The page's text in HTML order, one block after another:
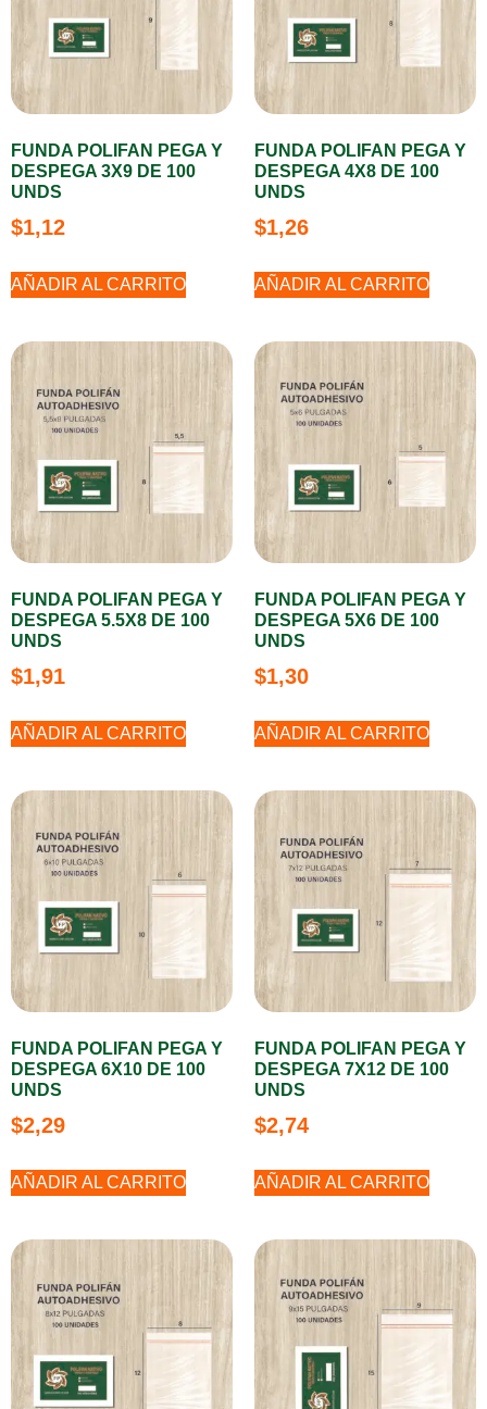
FUNDA POLIFAN PEGA Y
DESPEGA 3X9 DE 100
UNDS
$1,12
AÑADIR AL CARRITO
FUNDA POLIFAN PEGA Y
DESPEGA 4X8 DE 100
UNDS
$1,26
AÑADIR AL CARRITO
FUNDA POLIFAN PEGA Y
DESPEGA 5.5X8 DE 100
UNDS
$1,91
AÑADIR AL CARRITO
FUNDA POLIFAN PEGA Y
DESPEGA 5X6 DE 100
UNDS
$1,30
AÑADIR AL CARRITO
FUNDA POLIFAN PEGA Y
DESPEGA 6X10 DE 100
UNDS
$2,29
AÑADIR AL CARRITO
FUNDA POLIFAN PEGA Y
DESPEGA 7X12 DE 100
UNDS
$2,74
AÑADIR AL CARRITO